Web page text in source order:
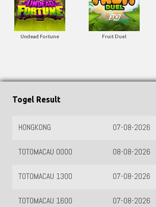
Undead Fortune Fruit Duel
Togel Result
HONGKONG 07-08-2026
TOTOMACAU 0000 08-08-2026
TOTOMACAU 1300 07-08-2026
TOTOMACAU 1600 07-08-2026